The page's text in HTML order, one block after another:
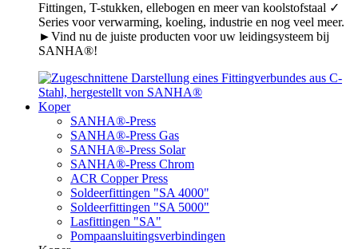
Fittingen, T-stukken, ellebogen en meer van koolstofstaal ✓
Series voor verwarming, koeling, industrie en nog veel meer.
►Vind nu de juiste producten voor uw leidingsysteem bij
SANHA®!
Koper
SANHA®-Press
SANHA®-Press Gas
SANHA®-Press Solar
SANHA®-Press Chrom
ACR Copper Press
Soldeerfittingen "SA 4000"
Soldeerfittingen "SA 5000"
Lasfittingen "SA"
Pompaansluitingsverbindingen